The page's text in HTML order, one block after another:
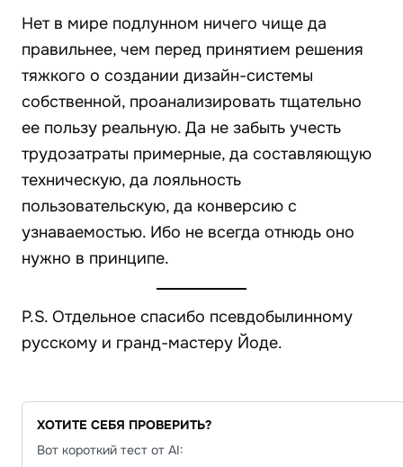
Нет в мире подлунном ничего чище да
правильнее, чем перед принятием решения
тяжкого о создании дизайн-системы
собственной, проанализировать тщательно
ее пользу реальную. Да не забыть учесть
трудозатраты примерные, да составляющую
техническую, да лояльность
пользовательскую, да конверсию с
узнаваемостью. Ибо не всегда отнюдь оно
нужно в принципе.
P.S. Отдельное спасибо псевдобылинному
русскому и гранд-мастеру Йоде.
ХОТИТЕ СЕБЯ ПРОВЕРИТЬ?
Вот короткий тест от AI: